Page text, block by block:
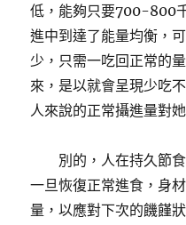
低，能夠只要700-800
進中到達了能量均衡，
少，只需一吃回正常的
來，是以就會呈現少吃
人來說的正常攝進量對
別的，人在持久節
一旦恢復正常進食，身
量，以應對下次的饑饉